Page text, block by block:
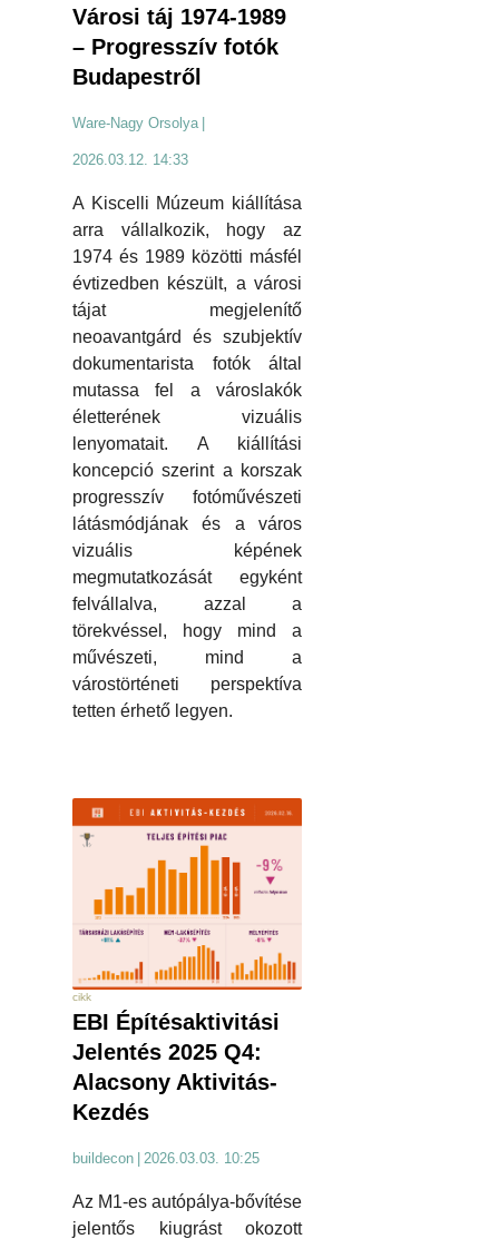
Városi táj 1974-1989
– Progresszív fotók
Budapestről
Ware-Nagy Orsolya
2026.03.12. 14:33
A Kiscelli Múzeum kiállítása
arra vállalkozik, hogy az
1974 és 1989 közötti másfél
évtizedben készült, a városi
tájat megjelenítő
neoavantgárd és szubjektív
dokumentarista fotók által
mutassa fel a városlakók
életterének vizuális
lenyomatait. A kiállítási
koncepció szerint a korszak
progresszív fotóművészeti
látásmódjának és a város
vizuális képének
megmutatkozását egyként
felvállalva, azzal a
törekvéssel, hogy mind a
művészeti, mind a
várostörténeti perspektíva
tetten érhető legyen.
cikk
EBI Építésaktivitási
Jelentés 2025 Q4:
Alacsony Aktivitás-
Kezdés
buildecon | 2026.03.03. 10:25
Az M1-es autópálya-bővítése
jelentős kiugrást okozott